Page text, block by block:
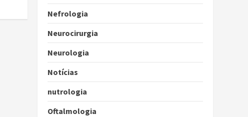
Nefrologia
Neurocirurgia
Neurologia
Notícias
nutrologia
Oftalmologia